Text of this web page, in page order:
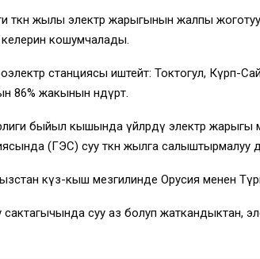
өткөн жылы электр жарыгынын жалпы
келерин кошумчалады.
станциясы иштейт: Токтогул,
86% жакынын өндүрөт.
быйыл кышында үйлөрдү электр
(ГЭС) суу өткөн жылга
күз-кыш мезгилинде Орусия менен
сактагычында суу аз болуп жаткандыктан,